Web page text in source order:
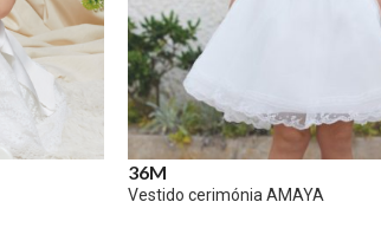
36M
Vestido cerimónia AMAYA